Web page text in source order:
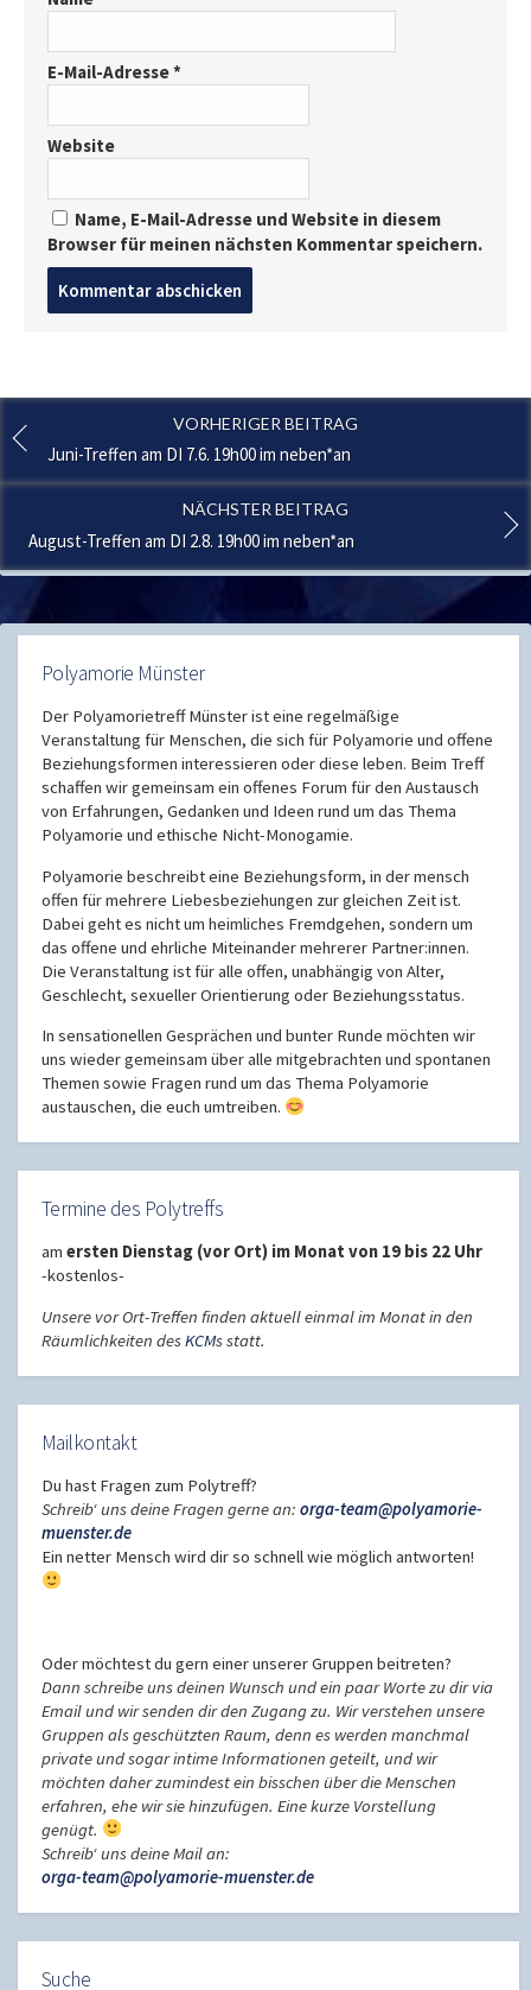
E-Mail-Adresse*
Website
Name, E-Mail-Adresse und Website in diesem
Browser für meinen nächsten Kommentar speichern.
VORHERIGER BEITRAG
Juni-Treffen am DI 7.6. 19h00 im neben*an
NÄCHSTER BEITRAG
August-Treffen am DI 2.8. 19h00 im neben*an
Polyamorie Münster
Der Polyamorietreff Münster ist eine regelmäßige
Veranstaltung für Menschen, die sich für Polyamorie und offene
Beziehungsformen interessieren oder diese leben. Beim Treff
schaffen wir gemeinsam ein offenes Forum für den Austausch
von Erfahrungen, Gedanken und Ideen rund um das Thema
Polyamorie und ethische Nicht-Monogamie.
Polyamorie beschreibt eine Beziehungsform, in der mensch
offen für mehrere Liebesbeziehungen zur gleichen Zeit ist.
Dabei geht es nicht um heimliches Fremdgehen, sondern um
das offene und ehrliche Miteinander mehrerer Partner:innen.
Die Veranstaltung ist für alle offen, unabhängig von Alter,
Geschlecht, sexueller Orientierung oder Beziehungsstatus.
In sensationellen Gesprächen und bunter Runde möchten wir
uns wieder gemeinsam über alle mitgebrachten und spontanen
Themen sowie Fragen rund um das Thema Polyamorie
austauschen, die euch umtreiben.
Termine des Polytreffs
am ersten Dienstag (vor Ort) im Monat von 19 bis 22 Uhr
-kostenlos-
Unsere vor Ort-Treffen finden aktuell einmal im Monat in den
Räumlichkeiten desKCMs statt.
Mailkontakt
Du hast Fragen zum Polytreff?
Schreib‘ uns deine Fragen gerne an: orga-team@polyamorie-
muenster.de
Ein netter Mensch wird dir so schnell wie möglich antworten!
Oder möchtest du gern einer unserer Gruppen beitreten?
Dann schreibe uns deinen Wunsch und ein paar Worte zu dir via
Email und wir senden dir den Zugang zu. Wir verstehen unsere
Gruppen als geschützten Raum, denn es werden manchmal
private und sogar intime Informationen geteilt, und wir
möchten daher zumindest ein bisschen über die Menschen
erfahren, ehe wir sie hinzufügen. Eine kurze Vorstellung
genügt.
Schreib‘ uns deine Mail an:
orga-team@polyamorie-muenster.de
Suche